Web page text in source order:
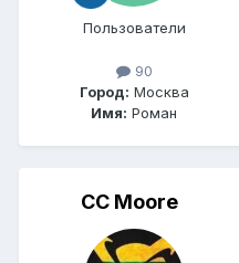
Пользователи
90
Город: Москва
Имя: Роман
CC Moore